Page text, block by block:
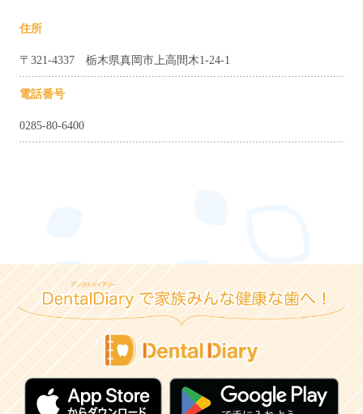
住所
〒321-4337 栃木県真岡市上高間木1-24-1
電話番号
0285-80-6400